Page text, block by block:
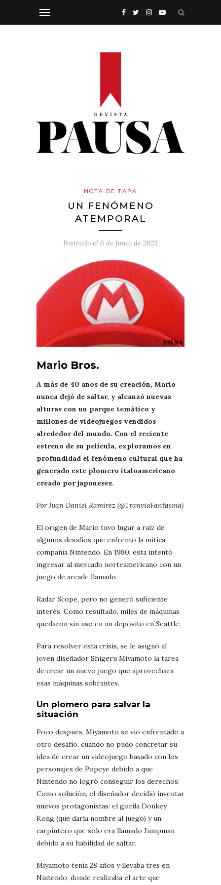
NOTA DE TAPA
UN FENÓMENO
ATEMPORAL
Posteado el 6 de junio de 2023
Mario Bros.
A más de 40 años de su creación, Mario
nunca dejó de saltar, y alcanzó nuevas
alturas con un parque temático y
millones de videojuegos vendidos
alrededor del mundo. Con el reciente
estreno de su película, exploramos en
profundidad el fenómeno cultural que ha
generado este plomero italoamericano
creado por japoneses.
Por Juan Daniel Ramírez (@TranviaFantasma)
El origen de Mario tuvo lugar a raíz de
algunos desafíos que enfrentó la mítica
compañía Nintendo. En 1980, esta intentó
ingresar al mercado norteamericano con un
juego de arcade llamado
Radar Scope, pero no generó suficiente
interés. Como resultado, miles de máquinas
quedaron sin uso en un depósito en Seattle.
Para resolver esta crisis, se le asignó al
joven diseñador Shigeru Miyamoto la tarea
de crear un nuevo juego que aprovechara
esas máquinas sobrantes.
Un plomero para salvar la
situación
Poco después, Miyamoto se vio enfrentado a
otro desafío, cuando no pudo concretar su
idea de crear un videojuego basado con los
personajes de Popeye debido a que
Nintendo no logró conseguir los derechos.
Como solución, el diseñador decidió inventar
nuevos protagonistas: el gorila Donkey
Kong (que daría nombre al juego) y un
carpintero que solo era llamado Jumpman
debido a su habilidad de saltar.
Miyamoto tenía 28 años y llevaba tres en
Nintendo, donde realizaba el arte que